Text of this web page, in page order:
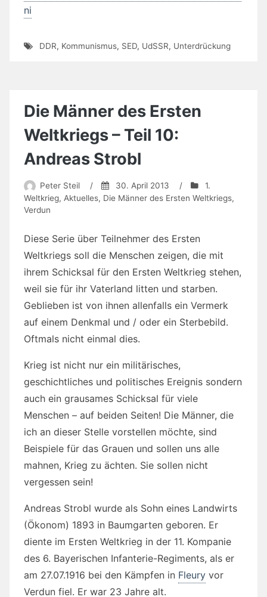
ni
DDR, Kommunismus, SED, UdSSR, Unterdrückung
Die Männer des Ersten
Weltkriegs – Teil 10:
Andreas Strobl
Peter Steil / 30. April 2013 /
1.
Weltkrieg, Aktuelles, Die Männer des Ersten Weltkriegs,
Verdun
Diese Serie über Teilnehmer des Ersten
Weltkriegs soll die Menschen zeigen, die mit
ihrem Schicksal für den Ersten Weltkrieg stehen,
weil sie für ihr Vaterland litten und starben.
Geblieben ist von ihnen allenfalls ein Vermerk
auf einem Denkmal und / oder ein Sterbebild.
Oftmals nicht einmal dies.
Krieg ist nicht nur ein militärisches,
geschichtliches und politisches Ereignis sondern
auch ein grausames Schicksal für viele
Menschen – auf beiden Seiten! Die Männer, die
ich an dieser Stelle vorstellen möchte, sind
Beispiele für das Grauen und sollen uns alle
mahnen, Krieg zu ächten. Sie sollen nicht
vergessen sein!
Andreas Strobl wurde als Sohn eines Landwirts
(Ökonom) 1893 in Baumgarten geboren. Er
diente im Ersten Weltkrieg in der 11. Kompanie
des 6. Bayerischen Infanterie-Regiments, als er
am 27.07.1916 bei den Kämpfen in Fleury vor
Verdun fiel. Er war 23 Jahre alt.